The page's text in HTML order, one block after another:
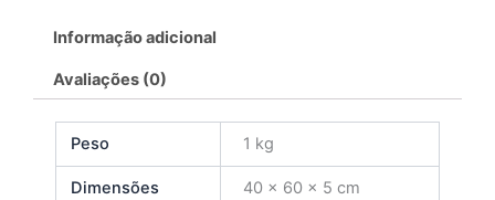
Informação adicional
Avaliações (0)
Peso 1 kg
Dimensões 40 × 60 × 5 cm